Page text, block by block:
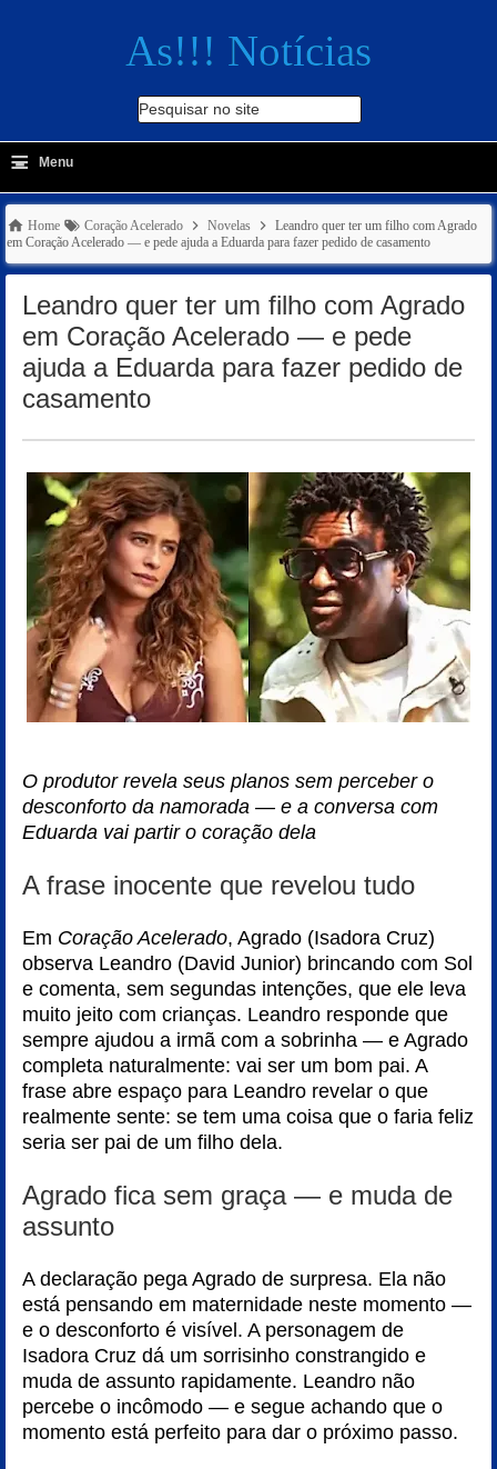
As!!! Notícias
Pesquisar no site
-
≡ Menu
Home Coração Acelerado Novelas
Leandro quer ter um filho com Agrado
em Coração Acelerado — e pede ajuda a Eduarda para fazer pedido de casamento
Leandro quer ter um filho com Agrado
em Coração Acelerado — e pede
ajuda a Eduarda para fazer pedido de
casamento
O produtor revela seus planos sem perceber o
desconforto da namorada — e a conversa com
Eduarda vai partir o coração dela
A frase inocente que revelou tudo
Em Coração Acelerado, Agrado (Isadora Cruz)
observa Leandro (David Junior) brincando com Sol
e comenta, sem segundas intenções, que ele leva
muito jeito com crianças. Leandro responde que
sempre ajudou a irmã com a sobrinha — e Agrado
completa naturalmente: vai ser um bom pai. A
frase abre espaço para Leandro revelar o que
realmente sente: se tem uma coisa que o faria feliz
seria ser pai de um filho dela.
Agrado fica sem graça — e muda de
assunto
A declaração pega Agrado de surpresa. Ela não
está pensando em maternidade neste momento —
e o desconforto é visível. A personagem de
Isadora Cruz dá um sorrisinho constrangido e
muda de assunto rapidamente. Leandro não
percebe o incômodo — e segue achando que o
momento está perfeito para dar o próximo passo.